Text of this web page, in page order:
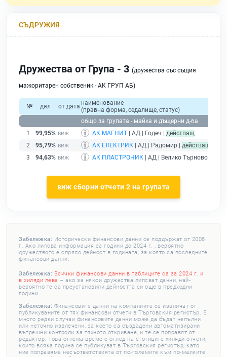
СЪДРУЖИЯ
Дружества от Група - 3 (дружества със същия
мажоритарен собственик - АК ГРУП АБ)
№ дял от дата наименование
(правна форма, седалище, статус)
общо за групата - майка и дъщерни д-ва
1
99,95% АК МАГНИТ | АД | Годеч | действащ
2
95,79% АК ЕЛЕКТРИК | АД | Радомир | действащ
3
94,63% АК ПЛАСТРОНИК | АД | Велико Търново |
виж сборни отчети 2 на групата
Забележка: Исторически финансови данни се поддържат от 2008
г. Ако липсва информация за години до 2024 г. , вероятно
дружеството е спряло дейност в годината, за която са последните
финансови данни.
Забележка: Всички финансови данни в таблиците са за 2024 г. и
в хиляди лева – ако за някои дружества липсват данни, най-
вероятно те са преустановили дейността си още в предходни
години.
Забележка: Финансовите данни на компаниите се извличат от
публикуваните от тях финансови отчети в Търговския регистър. В
много редки случаи финансовите данни може да бъдат непълни
или неточно извлечени, за което са създадени автоматизирани
вътрешни контроли за тяхното откриване, и те се поправят от
редактор. Това отнема време с оглед на стотиците хиляди отчети,
които всяка година се публикуват в Търговския регистър, като
ние поправяме несъответствията от по-големите към по-малките